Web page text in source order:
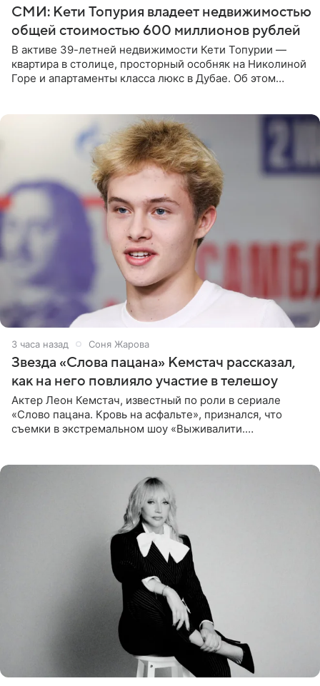
СМИ: Кети Топурия владеет недвижимостью
общей стоимостью 600 миллионов рублей
В активе 39-летней недвижимости Кети Топурии —
квартира в столице, просторный особняк на Николиной
Горе и апартаменты класса люкс в Дубае. Об этом
3 часа назад Соня Жарова
Звезда «Слова пацана» Кемстач рассказал,
как на него повлияло участие в телешоу
Актер Леон Кемстач, известный по роли в сериале
«Слово пацана. Кровь на асфальте», признался, что
съемки в экстремальном шоу «Выживалити.